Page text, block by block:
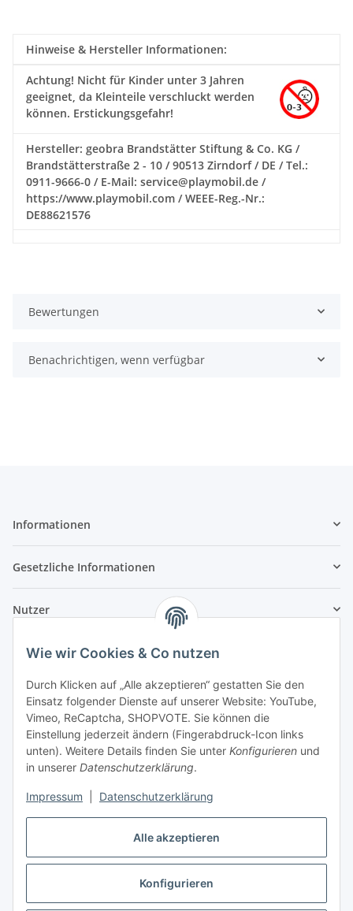
Alle akzeptieren
Konfigurieren
Wie wir Cookies & Co nutzen
Durch Klicken auf „Alle akzeptieren“ gestatten Sie den
Einsatz folgender Dienste auf unserer Website: YouTube,
Vimeo, ReCaptcha, SHOPVOTE. Sie können die
Einstellung jederzeit ändern (Fingerabdruck-Icon links
unten). Weitere Details finden Sie unter Konfigurieren und
in unserer Datenschutzerklärung.
Impressum Datenschutzerklärung
Hinweise & Hersteller Informationen:
Achtung! Nicht für Kinder unter 3 Jahren
geeignet, da Kleinteile verschluckt werden
können. Erstickungsgefahr!
Hersteller: geobra Brandstätter Stiftung & Co. KG /
Brandstätterstraße 2 - 10 / 90513 Zirndorf / DE / Tel.:
0911-9666-0 / E-Mail: service@playmobil.de /
https://www.playmobil.com / WEEE-Reg.-Nr.:
DE88621576
Bewertungen
Benachrichtigen, wenn verfügbar
Informationen
Gesetzliche Informationen
Nutzer